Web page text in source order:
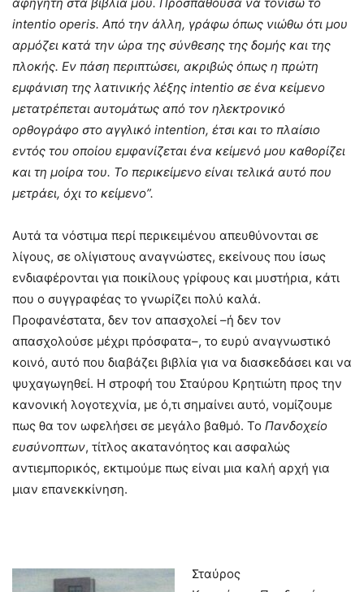
αφηγητή στα βιβλία μου. Προσπαθούσα να τονίσω το
intentio operis. Από την άλλη, γράφω όπως νιώθω ότι μου
αρμόζει κατά την ώρα της σύνθεσης της δομής και της
πλοκής. Εν πάση περιπτώσει, ακριβώς όπως η πρώτη
εμφάνιση της λατινικής λέξης intentio σε ένα κείμενο
μετατρέπεται αυτομάτως από τον ηλεκτρονικό
ορθογράφο στο αγγλικό intention, έτσι και το πλαίσιο
εντός του οποίου εμφανίζεται ένα κείμενό μου καθορίζει
και τη μοίρα του. Το περικείμενο είναι τελικά αυτό που
μετράει, όχι το κείμενο”.
Αυτά τα νόστιμα περί περικειμένου απευθύνονται σε
λίγους, σε ολίγιστους αναγνώστες, εκείνους που ίσως
ενδιαφέρονται για ποικίλους γρίφους και μυστήρια, κάτι
που ο συγγραφέας το γνωρίζει πολύ καλά.
Προφανέστατα, δεν τον απασχολεί –ή δεν τον
απασχολούσε μέχρι πρόσφατα–, το ευρύ αναγνωστικό
κοινό, αυτό που διαβάζει βιβλία για να διασκεδάσει και να
ψυχαγωγηθεί. Η στροφή του Σταύρου Κρητιώτη προς την
κανονική λογοτεχνία, με ό,τι σημαίνει αυτό, νομίζουμε
πως θα τον ωφελήσει σε μεγάλο βαθμό. Το Πανδοχείο
ευσύνοπτων, τίτλος ακατανόητος και ασφαλώς
αντιεμπορικός, εκτιμούμε πως είναι μια καλή αρχή για
μιαν επανεκκίνηση.
Σταύρος